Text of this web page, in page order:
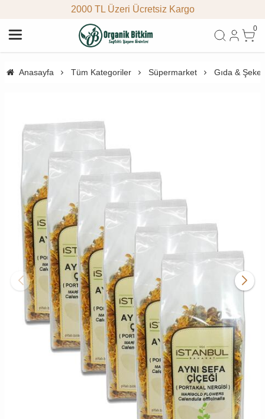
2000 TL Üzeri Ücretsiz Kargo
0
Anasayfa Tüm Kategoriler Süpermarket Gıda &